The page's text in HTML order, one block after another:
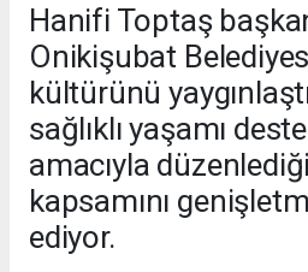
Hanifi Toptaş
Onikişubat
kültürünü
sağlıklı yaşamı
amacıyla
kapsamını
ediyor.